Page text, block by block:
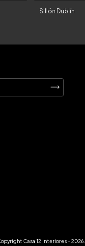
Sillón Dublín
Casa 12 Interiores -